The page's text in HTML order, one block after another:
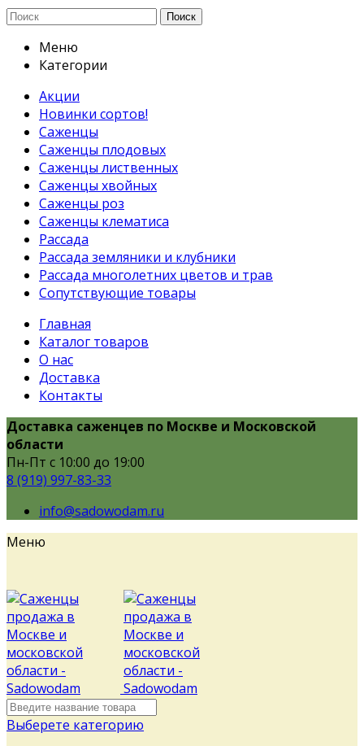
Поиск
Меню
Категории
Акции
Новинки сортов!
Саженцы
Саженцы плодовых
Саженцы лиственных
Саженцы хвойных
Саженцы роз
Саженцы клематиса
Рассада
Рассада земляники и клубники
Рассада многолетних цветов и трав
Сопутствующие товары
Главная
Каталог товаров
О нас
Доставка
Контакты
Доставка саженцев по Москве и Московской
области
Пн-Пт с 10:00 до 19:00
8 (919) 997-83-33
info@sadowodam.ru
Меню
Выберете категорию